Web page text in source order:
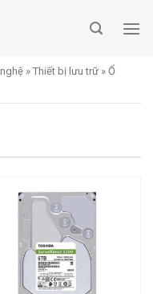
» Thiết bị lưu trữ » Ổ